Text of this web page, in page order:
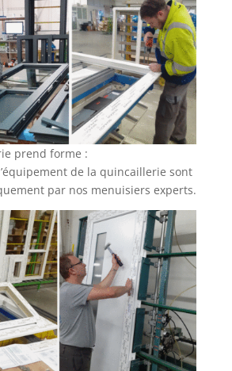
prend forme :
de la quincaillerie sont
par nos menuisiers experts.